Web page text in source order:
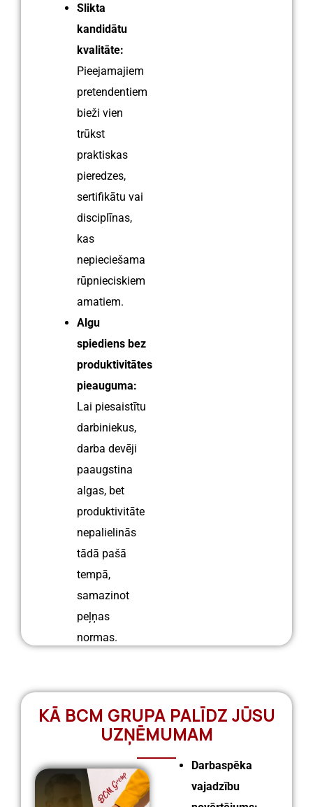
Slikta
kandidātu
kvalitāte:
Pieejamajiem
pretendentiem
bieži vien
trūkst
praktiskas
pieredzes,
sertifikātu vai
disciplīnas,
kas
nepieciešama
rūpnieciskiem
amatiem.
Algu
spiediens bez
produktivitātes
pieauguma:
Lai piesaistītu
darbiniekus,
darba devēji
paaugstina
algas, bet
produktivitāte
nepalielinās
tādā pašā
tempā,
samazinot
peļņas
normas.
KĀ BCM GRUPA PALĪDZ JŪSU
UZŅĒMUMAM
Darbaspēka
vajadzību